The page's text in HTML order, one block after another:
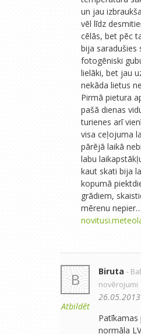
un jau
vēl līdz
cēlās, bet pēc
bija saradušies
fotogēniski
lielāki, bet jau
nekāda lietus
Pirmā pietura
pašā dienas
turienes arī
visa ceļojuma
pārējā laikā
labu
kaut skati bija
kopumā
grādiem,
mērenu
B
Atbildēt
Biruta -
novērojumi
normāla